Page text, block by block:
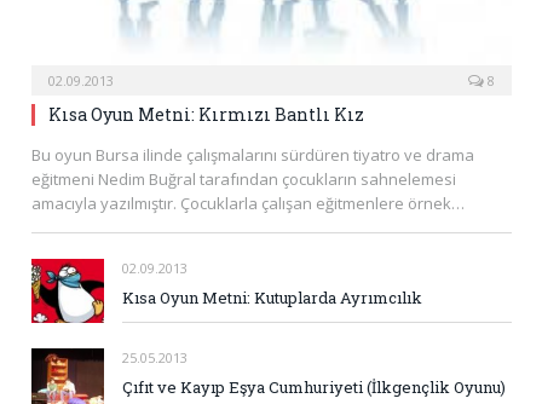
02.09.2013 8
Kısa Oyun Metni: Kırmızı Bantlı Kız
Bu oyun Bursa ilinde çalışmalarını sürdüren tiyatro ve drama
eğitmeni Nedim Buğral tarafından çocukların sahnelemesi
amacıyla yazılmıştır. Çocuklarla çalışan eğitmenlere örnek…
02.09.2013
Kısa Oyun Metni: Kutuplarda Ayrımcılık
25.05.2013
Çıfıt ve Kayıp Eşya Cumhuriyeti (İlkgençlik Oyunu)